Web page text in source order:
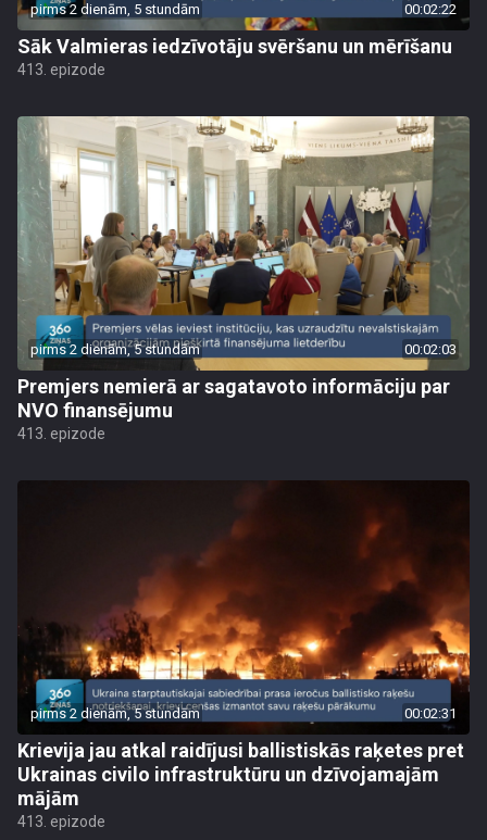
pirms 2 dienām, 5 stundām 00:02:22
Sāk Valmieras iedzīvotāju svēršanu un mērīšanu
413. epizode
pirms 2 dienām, 5 stundām 00:02:03
Premjers nemierā ar sagatavoto informāciju par
NVO finansējumu
413. epizode
pirms 2 dienām, 5 stundām 00:02:31
Krievija jau atkal raidījusi ballistiskās raķetes pret
Ukrainas civilo infrastruktūru un dzīvojamajām
mājām
413. epizode